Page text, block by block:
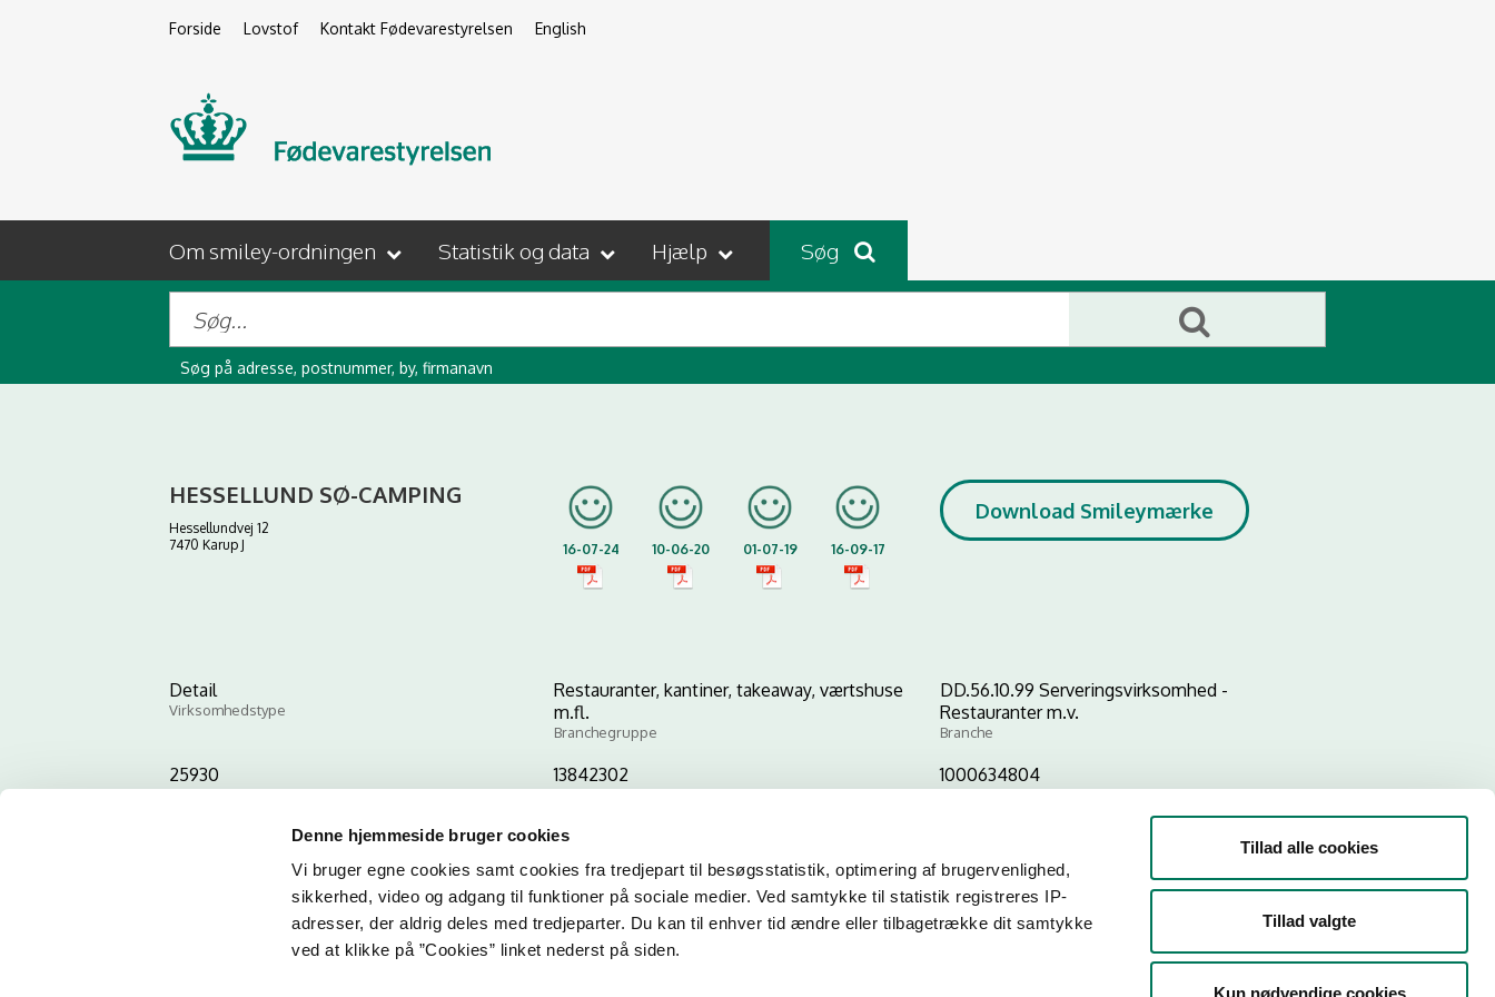
Denne hjemmeside bruger cookies
Vi bruger egne cookies samt cookies fra tredjepart til besøgsstatistik, optimering af brugervenlighed,
sikkerhed, video og adgang til funktioner på sociale medier. Ved samtykke til statistik registreres IP-
adresser, der aldrig deles med tredjeparter. Du kan til enhver tid ændre eller tilbagetrække dit samtykke
ved at klikke på ”Cookies” linket nederst på siden.
Tillad alle cookies
Tillad valgte
Kun nødvendige cookies
Forside Lovstof Kontakt Fødevarestyrelsen English
Om smiley-ordningen Statistik og data Hjælp Søg
Søg på adresse, postnummer, by, firmanavn
HESSELLUND SØ-CAMPING
Hessellundvej 12
7470 Karup J
16-07-24 10-06-20 01-07-19 16-09-17
Download Smileymærke
Detail
Virksomhedstype
Restauranter, kantiner, takeaway, værtshuse
m.fl.
Branchegruppe
DD.56.10.99 Serveringsvirksomhed -
Restauranter m.v.
Branche
25930
ID-nummer
13842302
CVR-nr
1000634804
P-nr
Kopier link til at indsætte på virksomhedens hjemmeside